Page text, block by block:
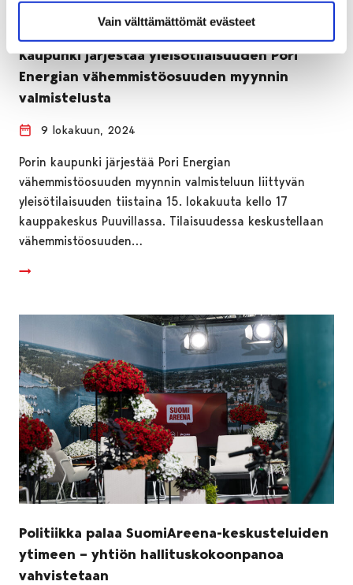
Vain välttämättömät evästeet
Kaupunki järjestää yleisötilaisuuden Pori
Energian vähemmistöosuuden myynnin
valmistelusta
9 lokakuun, 2024
Porin kaupunki järjestää Pori Energian
vähemmistöosuuden myynnin valmisteluun liittyvän
yleisötilaisuuden tiistaina 15. lokakuuta kello 17
kauppakeskus Puuvillassa. Tilaisuudessa keskustellaan
vähemmistöosuuden…
Politiikka palaa SuomiAreena-keskusteluiden
ytimeen – yhtiön hallituskokoonpanoa
vahvistetaan